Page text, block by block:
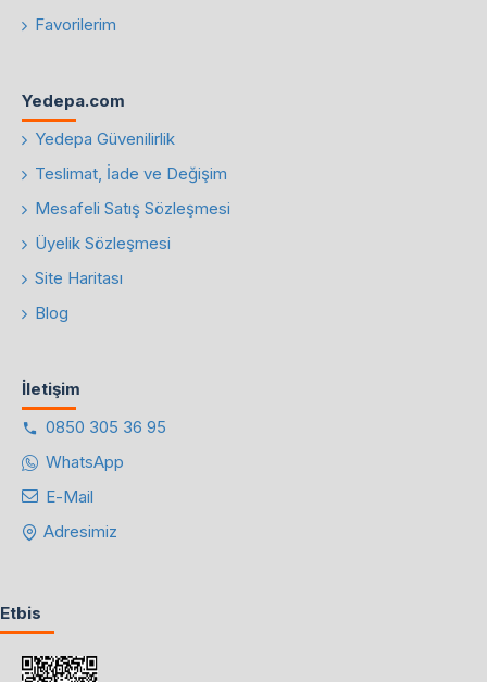
Favorilerim
Yedepa.com
Yedepa Güvenilirlik
Teslimat, İade ve Değişim
Mesafeli Satış Sözleşmesi
Üyelik Sözleşmesi
Site Haritası
Blog
İletişim
0850 305 36 95
WhatsApp
E-Mail
Adresimiz
Etbis